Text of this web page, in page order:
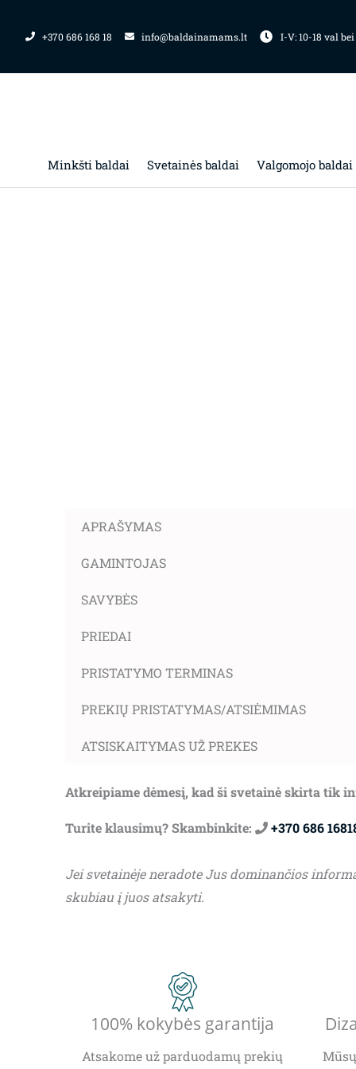
+370 686 168 18 info@baldainamams.lt I-V: 10-18 val
Minkšti baldai Svetainės baldai Valgomojo baldai
APRAŠYMAS
GAMINTOJAS
SAVYBĖS
PRIEDAI
PRISTATYMO TERMINAS
PREKIŲ PRISTATYMAS/ATSIĖMIMAS
ATSISKAITYMAS UŽ PREKES
Atkreipiame dėmesį, kad ši svetainė skirta tik
Turite klausimų? Skambinkite: +370 686
Jei svetainėje neradote Jus dominančios
skubiau į juos atsakyti.
100% kokybės garantija
Atsakome už parduodamų prekių